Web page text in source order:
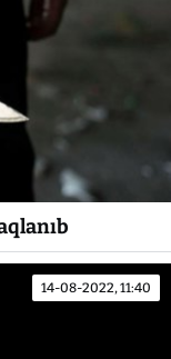
14-08-2022, 11:40